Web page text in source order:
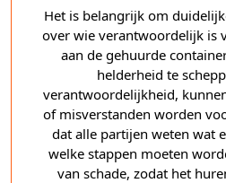
Het is belangrijk om
over wie verantwoordelijk is
aan de gehuurde
helderheid te
verantwoordelijkheid,
of misverstanden worden
dat alle partijen weten wat
welke stappen moeten
van schade, zodat het